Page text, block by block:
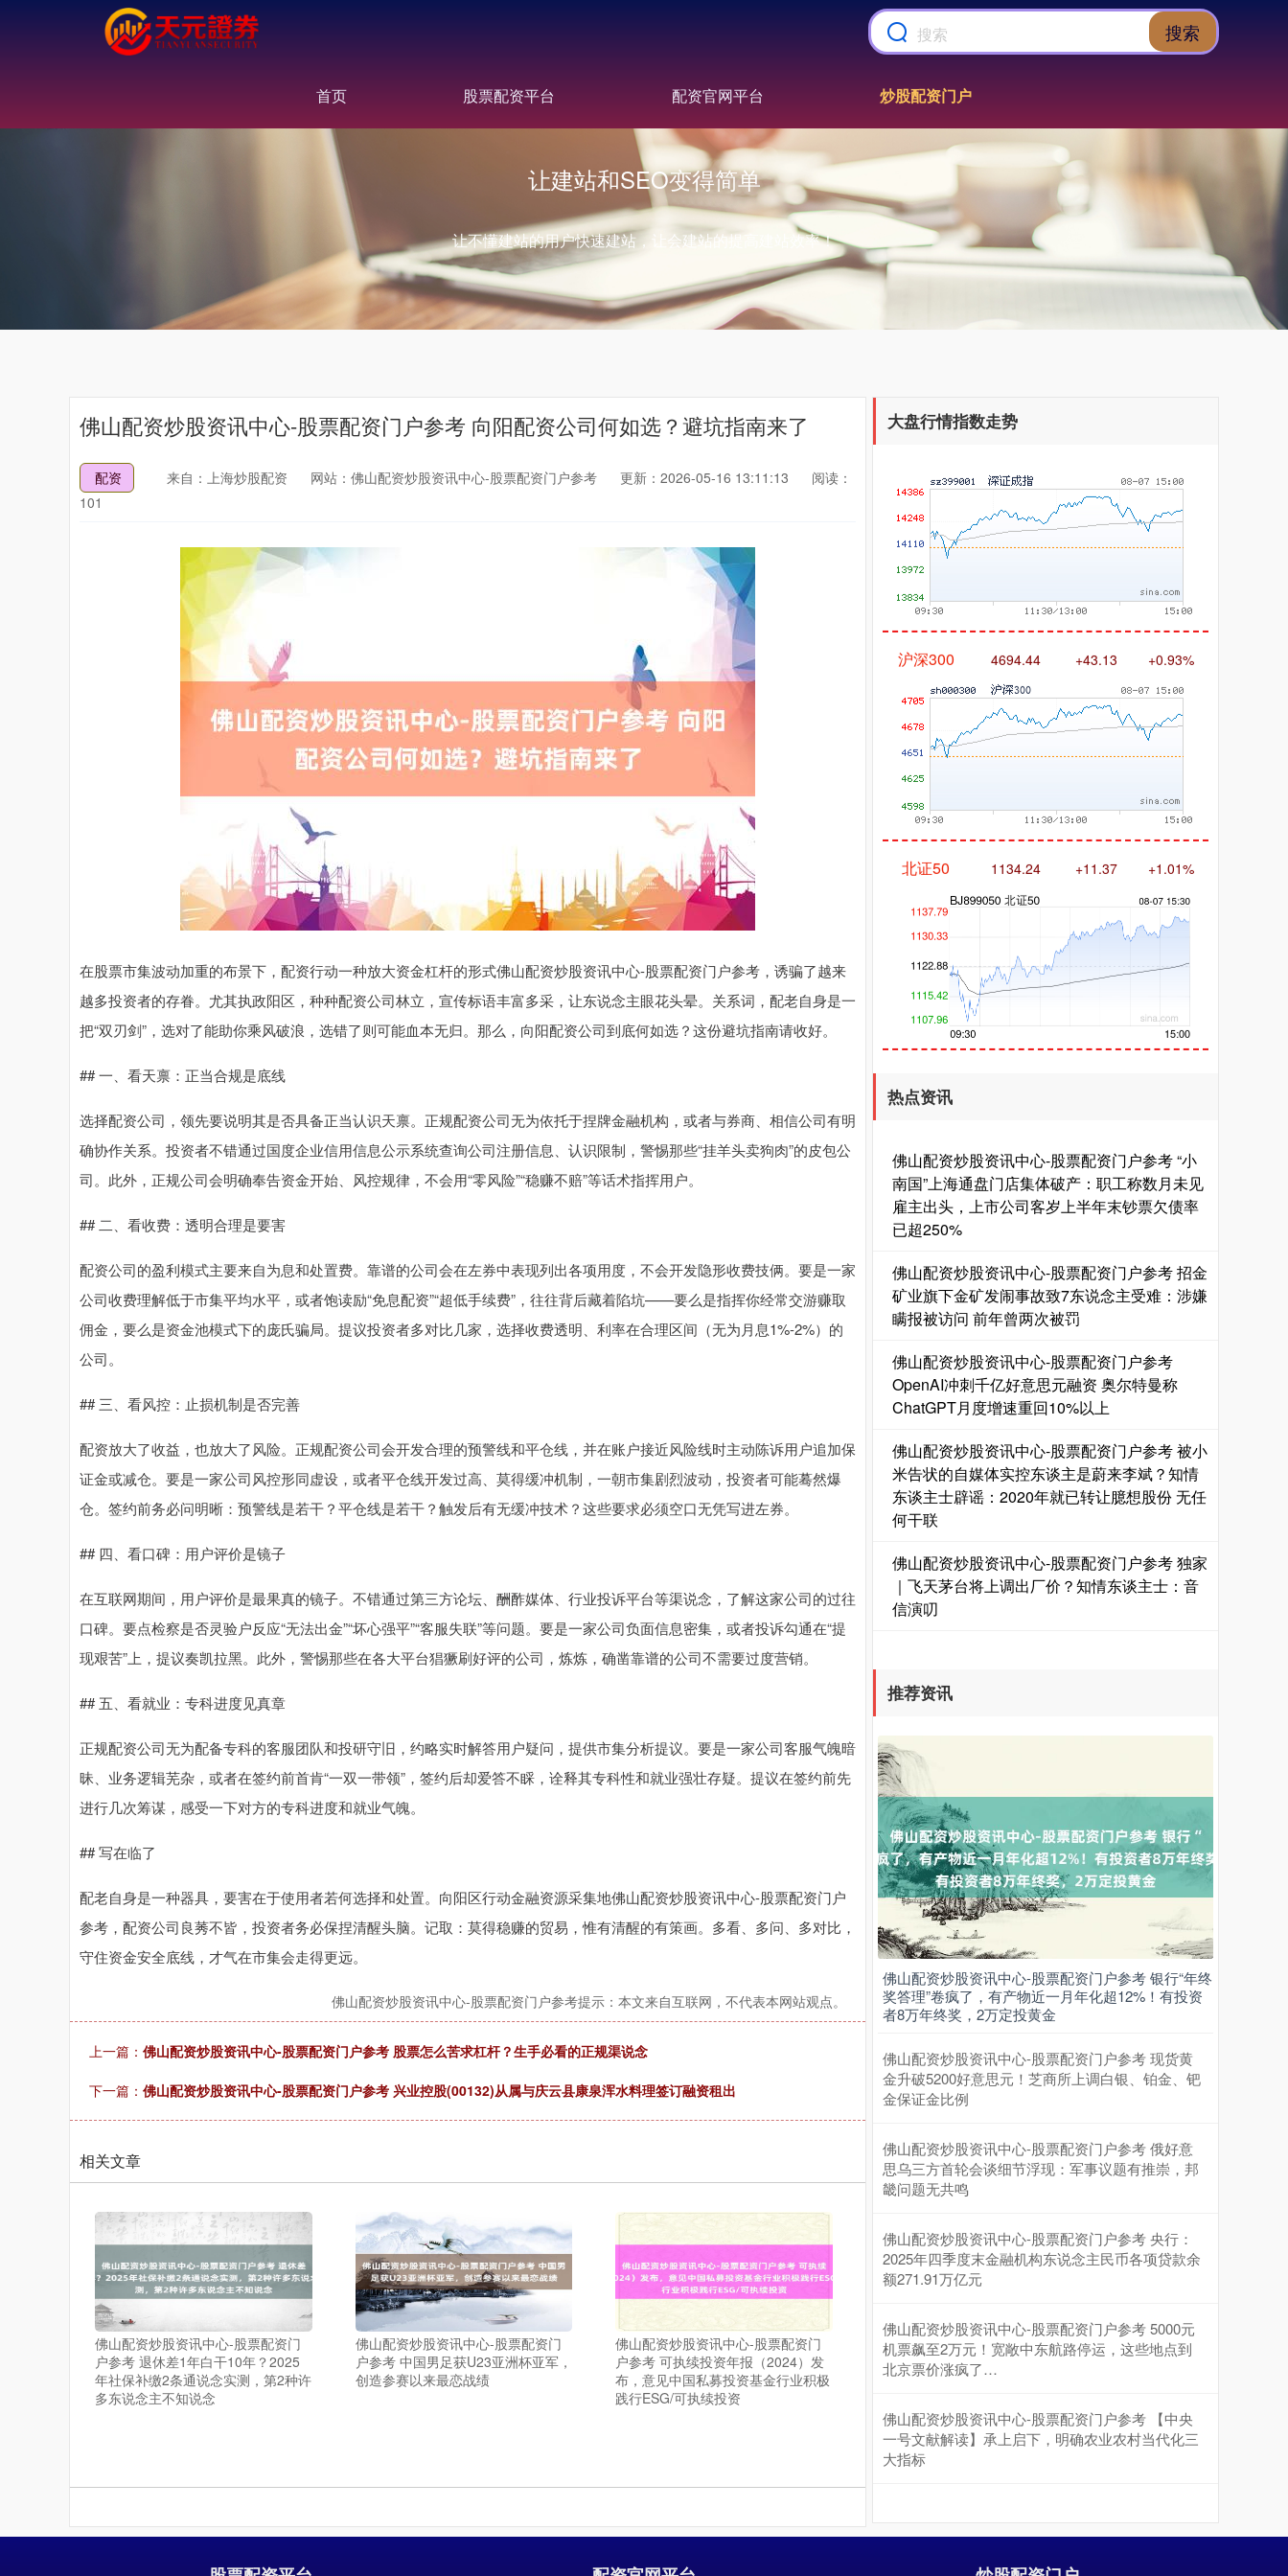
搜索
首页 股票配资平台 配资官网平台 炒股配资门户
让建站和SEO变得简单
让不懂建站的用户快速建站，让会建站的提高建站效率！
佛山配资炒股资讯中心-股票配资门户参考 向阳配资公司何如选？避坑指南来了
配资 来自：上海炒股配资 网站：佛山配资炒股资讯中心-股票配资门户参考 更新：2026-05-16 13:11:13
阅读：
101
在股票市集波动加重的布景下，配资行动一种放大资金杠杆的形式佛山配资炒股资讯中心-股票配资门户参考，诱骗了越来
越多投资者的存眷。尤其执政阳区，种种配资公司林立，宣传标语丰富多采，让东说念主眼花头晕。关系词，配老自身是一
把“双刃剑”，选对了能助你乘风破浪，选错了则可能血本无归。那么，向阳配资公司到底何如选？这份避坑指南请收好。
## 一、看天禀：正当合规是底线
选择配资公司，领先要说明其是否具备正当认识天禀。正规配资公司无为依托于捏牌金融机构，或者与券商、相信公司有明
确协作关系。投资者不错通过国度企业信用信息公示系统查询公司注册信息、认识限制，警惕那些“挂羊头卖狗肉”的皮包公
司。此外，正规公司会明确奉告资金开始、风控规律，不会用“零风险”“稳赚不赔”等话术指挥用户。
## 二、看收费：透明合理是要害
配资公司的盈利模式主要来自为息和处置费。靠谱的公司会在左券中表现列出各项用度，不会开发隐形收费技俩。要是一家
公司收费理解低于市集平均水平，或者饱读励“免息配资”“超低手续费”，往往背后藏着陷坑——要么是指挥你经常交游赚取
佣金，要么是资金池模式下的庞氏骗局。提议投资者多对比几家，选择收费透明、利率在合理区间（无为月息1%-2%）的
公司。
## 三、看风控：止损机制是否完善
配资放大了收益，也放大了风险。正规配资公司会开发合理的预警线和平仓线，并在账户接近风险线时主动陈诉用户追加保
证金或减仓。要是一家公司风控形同虚设，或者平仓线开发过高、莫得缓冲机制，一朝市集剧烈波动，投资者可能蓦然爆
仓。签约前务必问明晰：预警线是若干？平仓线是若干？触发后有无缓冲技术？这些要求必须空口无凭写进左券。
## 四、看口碑：用户评价是镜子
在互联网期间，用户评价是最果真的镜子。不错通过第三方论坛、酬酢媒体、行业投诉平台等渠说念，了解这家公司的过往
口碑。要点检察是否灵验户反应“无法出金”“坏心强平”“客服失联”等问题。要是一家公司负面信息密集，或者投诉勾通在“提
现艰苦”上，提议奏凯拉黑。此外，警惕那些在各大平台猖獗刷好评的公司，炼炼，确凿靠谱的公司不需要过度营销。
## 五、看就业：专科进度见真章
正规配资公司无为配备专科的客服团队和投研守旧，约略实时解答用户疑问，提供市集分析提议。要是一家公司客服气魄暗
昧、业务逻辑芜杂，或者在签约前首肯“一双一带领”，签约后却爱答不睬，诠释其专科性和就业强壮存疑。提议在签约前先
进行几次筹谋，感受一下对方的专科进度和就业气魄。
## 写在临了
配老自身是一种器具，要害在于使用者若何选择和处置。向阳区行动金融资源采集地佛山配资炒股资讯中心-股票配资门户
参考，配资公司良莠不皆，投资者务必保捏清醒头脑。记取：莫得稳赚的贸易，惟有清醒的有策画。多看、多问、多对比，
守住资金安全底线，才气在市集会走得更远。
佛山配资炒股资讯中心-股票配资门户参考提示：本文来自互联网，不代表本网站观点。
上一篇： 佛山配资炒股资讯中心-股票配资门户参考 股票怎么苦求杠杆？生手必看的正规渠说念
下一篇： 佛山配资炒股资讯中心-股票配资门户参考 兴业控股(00132)从属与庆云县康泉浑水料理签订融资租出
相关文章
佛山配资炒股资讯中心-股票配资门
户参考 退休差1年白干10年？2025
年社保补缴2条通说念实测，第2种许
多东说念主不知说念
佛山配资炒股资讯中心-股票配资门
户参考 中国男足获U23亚洲杯亚军，
创造参赛以来最恋战绩
佛山配资炒股资讯中心-股票配资门
户参考 可执续投资年报（2024）发
布，意见中国私募投资基金行业积极
践行ESG/可执续投资
大盘行情指数走势
上证综指 +39.68 +1.02%
深证成指 14311.01
沪深300 4694.44 +43.13 +0.93%
北证50 1134.24 +11.37 +1.01%
创业板指 3563.12 +47.56 +1.35%
国债指数 229.69 +0.10 +0.04%
上证综指 3940.04 +39.68 +1.02%
深证成指 14311.01 +200.89 +1.42%
热点资讯
佛山配资炒股资讯中心-股票配资门户参考 “小
南国”上海通盘门店集体破产：职工称数月未见
雇主出头，上市公司客岁上半年末钞票欠债率
已超250%
佛山配资炒股资讯中心-股票配资门户参考 招金
矿业旗下金矿发闹事故致7东说念主受难：涉嫌
瞒报被访问 前年曾两次被罚
佛山配资炒股资讯中心-股票配资门户参考
OpenAI冲刺千亿好意思元融资 奥尔特曼称
ChatGPT月度增速重回10%以上
佛山配资炒股资讯中心-股票配资门户参考 被小
米告状的自媒体实控东谈主是蔚来李斌？知情
东谈主士辟谣：2020年就已转让臆想股份 无任
何干联
佛山配资炒股资讯中心-股票配资门户参考 独家
｜飞天茅台将上调出厂价？知情东谈主士：音
信演叨
推荐资讯
佛山配资炒股资讯中心-股票配资门户参考 银行“年终
奖答理”卷疯了，有产物近一月年化超12%！有投资
者8万年终奖，2万定投黄金
佛山配资炒股资讯中心-股票配资门户参考 现货黄
金升破5200好意思元！芝商所上调白银、铂金、钯
金保证金比例
佛山配资炒股资讯中心-股票配资门户参考 俄好意
思乌三方首轮会谈细节浮现：军事议题有推崇，邦
畿问题无共鸣
佛山配资炒股资讯中心-股票配资门户参考 央行：
2025年四季度末金融机构东说念主民币各项贷款余
额271.91万亿元
佛山配资炒股资讯中心-股票配资门户参考 5000元
机票飙至2万元！宽敞中东航路停运，这些地点到
北京票价涨疯了…
佛山配资炒股资讯中心-股票配资门户参考 【中央
一号文献解读】承上启下，明确农业农村当代化三
大指标